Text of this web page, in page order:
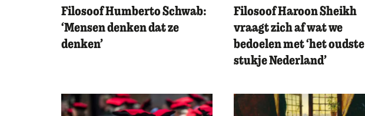
Filosoof Humberto Schwab:
‘Mensen denken dat ze
denken’
Filosoof Haroon Sheikh
vraagt zich af wat we
bedoelen met ‘het oudste
stukje Nederland’